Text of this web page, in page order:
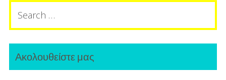
Youtube
Search
for:
Ακολουθείστε μας